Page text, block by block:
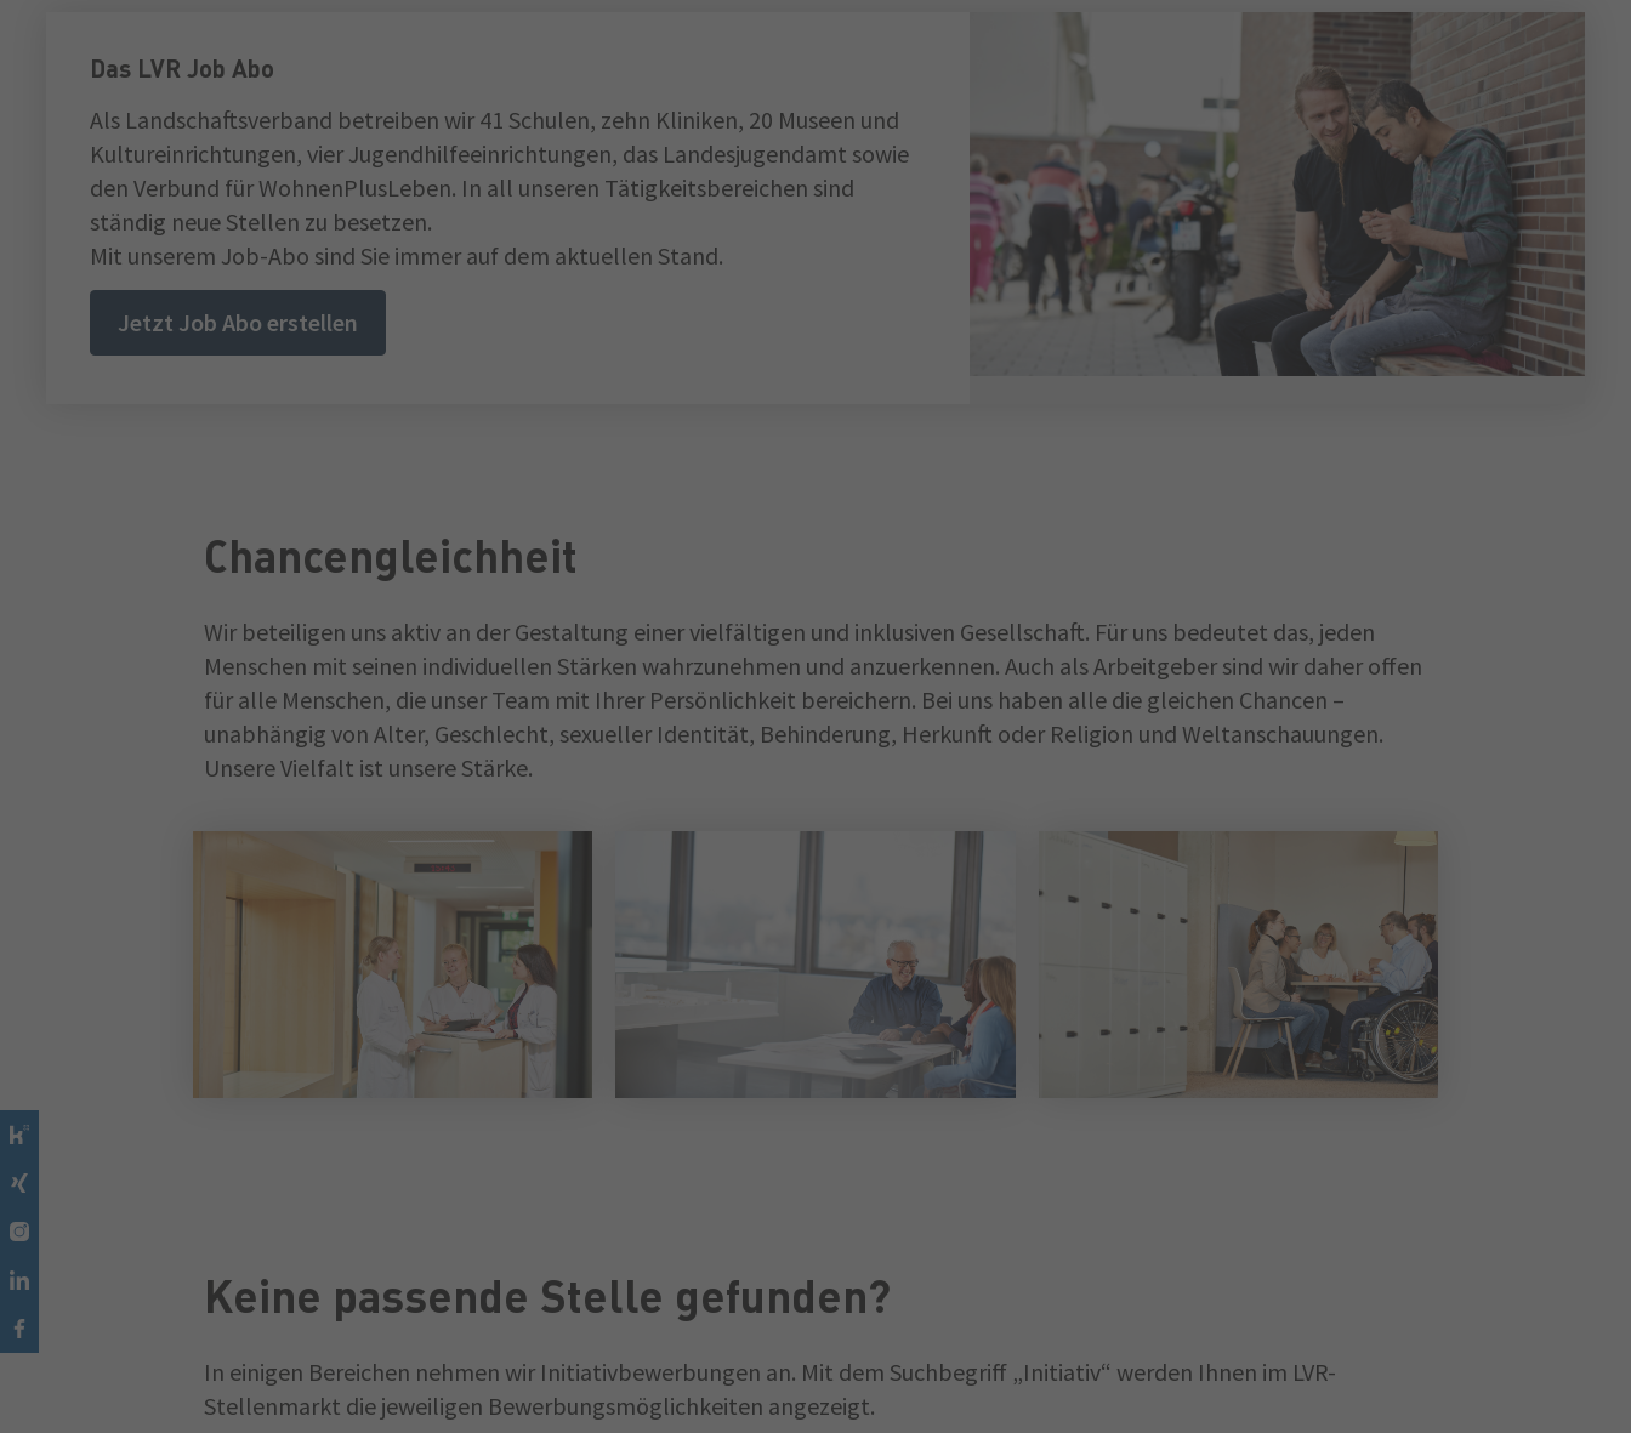
Das LVR Job Abo
Als Landschaftsverband betreiben wir 41 Schulen, zehn Kliniken, 20 Museen und
Kultureinrichtungen, vier Jugendhilfeeinrichtungen, das Landesjugendamt sowie
den Verbund für WohnenPlusLeben. In all unseren Tätigkeitsbereichen sind
ständig neue Stellen zu besetzen.
Mit unserem Job-Abo sind Sie immer auf dem aktuellen Stand.
Jetzt Job Abo erstellen
Chancengleichheit
Wir beteiligen uns aktiv an der Gestaltung einer vielfältigen und inklusiven Gesellschaft. Für uns bedeutet das, jeden
Menschen mit seinen individuellen Stärken wahrzunehmen und anzuerkennen. Auch als Arbeitgeber sind wir daher offen
für alle Menschen, die unser Team mit Ihrer Persönlichkeit bereichern. Bei uns haben alle die gleichen Chancen –
unabhängig von Alter, Geschlecht, sexueller Identität, Behinderung, Herkunft oder Religion und Weltanschauungen.
Unsere Vielfalt ist unsere Stärke.
Keine passende Stelle gefunden?
In einigen Bereichen nehmen wir Initiativbewerbungen an. Mit dem Suchbegriff „Initiativ“ werden Ihnen im LVR-
Stellenmarkt die jeweiligen Bewerbungsmöglichkeiten angezeigt.